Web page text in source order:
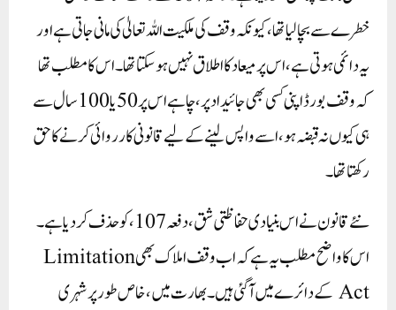
خطرے سے بچا لیا تھا، کیونکہ وقف کی ملکیت اللہ تعالیٰ کی مانی جاتی ہے اور
یہ دائمی ہوتی ہے، اس پر میعاد کا اطلاق نہیں ہوسکتا تھا۔ اس کا مطلب تھا
کہ وقف بورڈ اپنی کسی بھی جائیداد پر، چاہے اس پر 50 یا 100 سال سے
ہی کیوں نہ قبضہ ہو، اسے واپس لینے کے لیے قانونی کارروائی کرنے کا حق
رکھتا تھا۔
نئے قانون نے اس بنیادی حفاظتی شق، دفعہ 107، کو حذف کر دیا ہے۔
اس کا واضح مطلب یہ ہے کہ اب وقف املاک بھی Limitation
Act کے دائرے میں آ گئی ہیں۔ بھارت میں، خاص طور پر شہری